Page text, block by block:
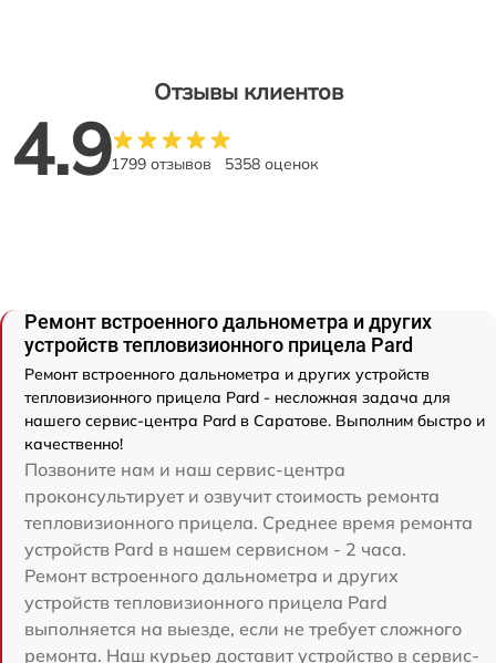
Отзывы клиентов
4.91799 отзывов 5358 оценок
Ремонт встроенного дальнометра и других
устройств тепловизионного прицела Pard
Ремонт встроенного дальнометра и других устройств
тепловизионного прицела Pard - несложная задача для
нашего сервис-центра Pard в Саратове. Выполним быстро и
качественно!
Позвоните нам и наш сервис-центра
проконсультирует и озвучит стоимость ремонта
тепловизионного прицела. Среднее время ремонта
устройств Pard в нашем сервисном - 2 часа.
Ремонт встроенного дальнометра и других
устройств тепловизионного прицела Pard
выполняется на выезде, если не требует сложного
ремонта. Наш курьер доставит устройство в сервис-